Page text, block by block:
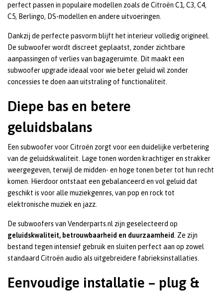
perfect passen in populaire modellen zoals de Citroën C1, C3, C4,
C5, Berlingo, DS-modellen en andere uitvoeringen.
Dankzij de perfecte pasvorm blijft het interieur volledig origineel.
De subwoofer wordt discreet geplaatst, zonder zichtbare
aanpassingen of verlies van bagageruimte. Dit maakt een
subwoofer upgrade ideaal voor wie beter geluid wil zonder
concessies te doen aan uitstraling of functionaliteit.
Diepe bas en betere
geluidsbalans
Een subwoofer voor Citroën zorgt voor een duidelijke verbetering
van de geluidskwaliteit. Lage tonen worden krachtiger en strakker
weergegeven, terwijl de midden- en hoge tonen beter tot hun recht
komen. Hierdoor ontstaat een gebalanceerd en vol geluid dat
geschikt is voor alle muziekgenres, van pop en rock tot
elektronische muziek en jazz.
De subwoofers van Venderparts.nl zijn geselecteerd op
geluidskwaliteit, betrouwbaarheid en duurzaamheid. Ze zijn
bestand tegen intensief gebruik en sluiten perfect aan op zowel
standaard Citroën audio als uitgebreidere fabrieksinstallaties.
Eenvoudige installatie – plug &